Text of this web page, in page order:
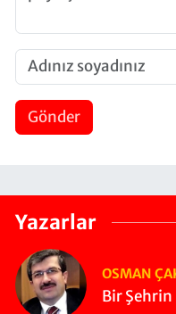
Gönder
Yazarlar
OSMAN
Bir